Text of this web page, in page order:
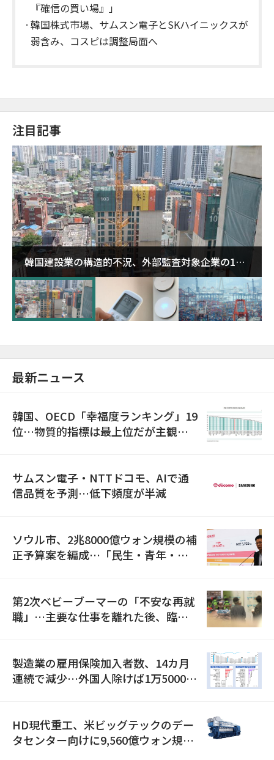
『確信の買い場』」
韓国株式市場、サムスン電子とSKハイニックスが
弱含み、コスピは調整局面へ
注目記事
韓国建設業の構造的不況、外部監査対象企業の1割
超が「ゾンビ企業」に…5年で2.8倍増
最新ニュース
韓国、OECD「幸福度ランキング」19
位…物質的指標は最上位だが主観的
サムスン電子・NTTドコモ、AIで通
信品質を予測…低下頻度が半減
ソウル市、2兆8000億ウォン規模の補
正予算案を編成…「民生・青年・安
第2次ベビーブーマーの「不安な再就
職」…主要な仕事を離れた後、臨時
製造業の雇用保険加入者数、14カ月
連続で減少…外国人除けば1万5000人
HD現代重工、米ビッグテックのデー
タセンター向けに9,560億ウォン規模